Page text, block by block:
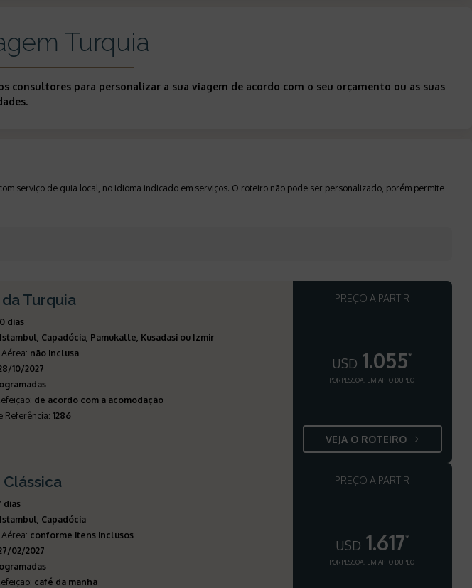
Turquia
para personalizar a sua viagem de acordo com o seu orçamento ou as suas
serviço de guia local, no idioma indicado em serviços. O roteiro não pode ser personalizado, porém permite
Turquia
dias
Istambul, Capadócia, Pamukalle, Kusadasi ou Izmir
: não inclusa
10/2027
: de acordo com a acomodação
Referência:1286
PREÇO A PARTIR
USD 1.055*
POR PESSOA, EM APTO DUPLO
VEJA O ROTEIRO
dias
Istambul, Capadócia
: conforme itens inclusos
02/2027
: café da manhã
PREÇO A PARTIR
USD 1.617*
POR PESSOA, EM APTO DUPLO